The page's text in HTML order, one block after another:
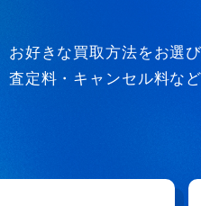
お好きな買取方法をお選
査定料・キャンセル料な